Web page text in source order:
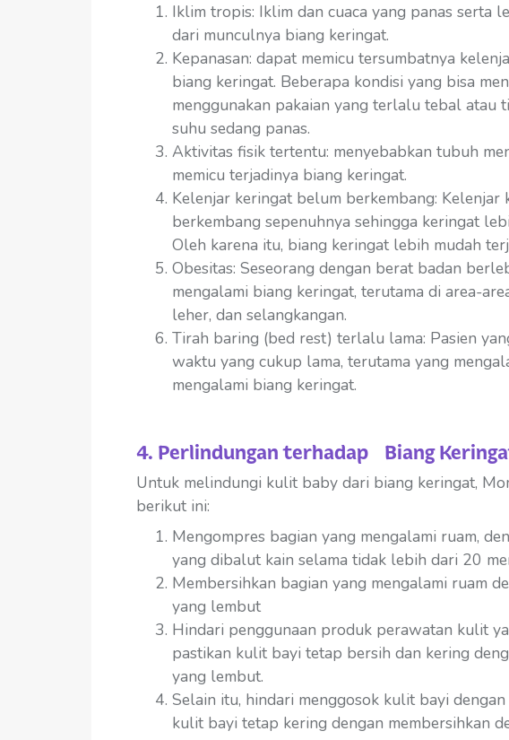
Iklim tropis: Iklim dan cuaca yang panas serta
dari munculnya biang keringat.
Kepanasan: dapat memicu tersumbatnya
biang keringat. Beberapa kondisi yang bisa
menggunakan pakaian yang terlalu tebal atau
suhu sedang panas.
Aktivitas fisik tertentu: menyebabkan tubuh
memicu terjadinya biang keringat.
Kelenjar keringat belum berkembang:
berkembang sepenuhnya sehingga keringat
Oleh karena itu, biang keringat lebih mudah
Obesitas: Seseorang dengan berat badan
mengalami biang keringat, terutama di area-
leher, dan selangkangan.
Tirah baring (bed rest) terlalu lama: Pasien
waktu yang cukup lama, terutama yang
mengalami biang keringat.
4. Perlindungan terhadap Biang
Untuk melindungi kulit baby dari biang keringat,
berikut ini:
Mengompres bagian yang mengalami ruam,
yang dibalut kain selama tidak lebih dari 20
Membersihkan bagian yang mengalami ruam
yang lembut
Hindari penggunaan produk perawatan kulit
pastikan kulit bayi tetap bersih dan kering
yang lembut.
Selain itu, hindari menggosok kulit bayi
kulit bayi tetap kering dengan membersihkan